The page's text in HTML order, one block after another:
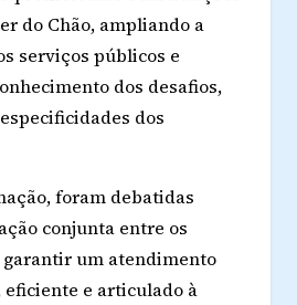
do Chão, ampliando a
serviços públicos e
dos desafios,
dos
foram debatidas
conjunta entre os
garantir um atendimento
e articulado à